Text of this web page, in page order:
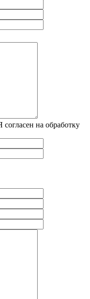
на обработку